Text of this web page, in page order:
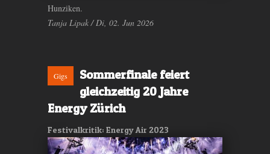
Hunziken.
Tanja Lipak / Di, 02. Jun 2026
Gigs
Sommerfinale feiert
gleichzeitig 20 Jahre
Energy Zürich
Festivalkritik: Energy Air 2023